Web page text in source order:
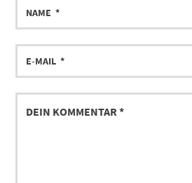
E-
MAIL
DEIN
KOMMENTAR